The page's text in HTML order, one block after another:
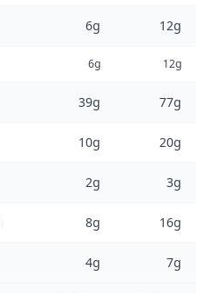
6g 12g
6g 12g
39g 77g
10g 20g
2g 3g
8g 16g
4g 7g